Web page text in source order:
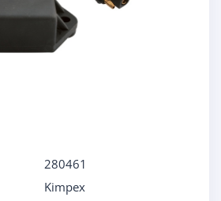
280461
Kimpex